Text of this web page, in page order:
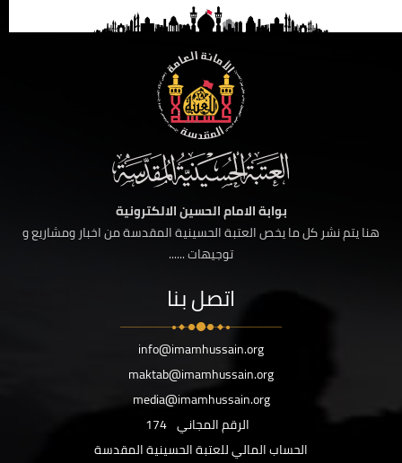
بوابة الامام الحسين الالكترونية
هنا يتم نشر كل ما يخص العتبة الحسينية المقدسة من اخبار ومشاريع و
توجيهات ......
اتصل بنا
info@imamhussain.org
maktab@imamhussain.org
media@imamhussain.org
الرقم المجاني 174
الحساب المالي للعتبة الحسينية المقدسة